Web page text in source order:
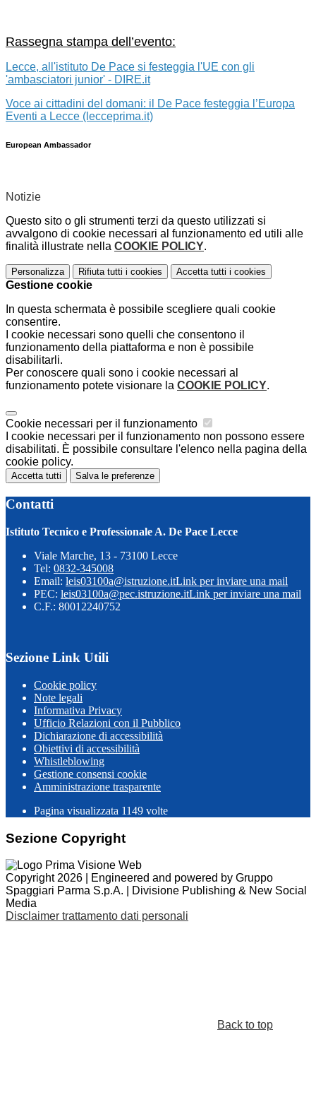
Rassegna stampa dell’evento:
Lecce, all'istituto De Pace si festeggia l'UE con gli
'ambasciatori junior' - DIRE.it
Voce ai cittadini del domani: il De Pace festeggia l’Europa
Eventi a Lecce (lecceprima.it)
European Ambassador
Notizie
Questo sito o gli strumenti terzi da questo utilizzati si
avvalgono di cookie necessari al funzionamento ed utili alle
finalità illustrate nella COOKIE POLICY.
Personalizza Rifiuta tutti i cookies Accetta tutti i cookies
Gestione cookie
In questa schermata è possibile scegliere quali cookie
consentire.
I cookie necessari sono quelli che consentono il
funzionamento della piattaforma e non è possibile
disabilitarli.
Per conoscere quali sono i cookie necessari al
funzionamento potete visionare la COOKIE POLICY.
Cookie necessari per il funzionamento
I cookie necessari per il funzionamento non possono essere
disabilitati. È possibile consultare l'elenco nella pagina della
cookie policy.
Accetta tutti Salva le preferenze
Contatti
Istituto Tecnico e Professionale A. De Pace Lecce
Viale Marche, 13 - 73100 Lecce
Tel: 0832-345008
Email: leis03100a@istruzione.itLink per inviare una mail
PEC: leis03100a@pec.istruzione.itLink per inviare una mail
C.F.: 80012240752
Sezione Link Utili
Cookie policy
Note legali
Informativa Privacy
Ufficio Relazioni con il Pubblico
Dichiarazione di accessibilità
Obiettivi di accessibilità
Whistleblowing
Gestione consensi cookie
Amministrazione trasparente
Pagina visualizzata 1149 volte
Sezione Copyright
Copyright 2026 | Engineered and powered by Gruppo
Spaggiari Parma S.p.A. | Divisione Publishing & New Social
Media
Disclaimer trattamento dati personali
Back to top